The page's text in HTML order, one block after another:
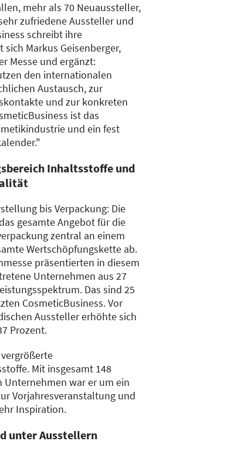
mehr als 70 Neuaussteller,
zufriedene Aussteller und
schreibt ihre
Markus Geisenberger,
Messe und ergänzt:
den internationalen
Austausch, zur
und zur konkreten
ist das
und ein fest
Inhaltsstoffe und
bis Verpackung: Die
gesamte Angebot für die
zentral an einem
Wertschöpfungskette ab.
präsentierten in diesem
Unternehmen aus 27
Das sind 25
CosmeticBusiness. Vor
Aussteller erhöhte sich
Prozent.
Mit insgesamt 148
war er um ein
Vorjahresveranstaltung und
Inspiration.
unter Ausstellern